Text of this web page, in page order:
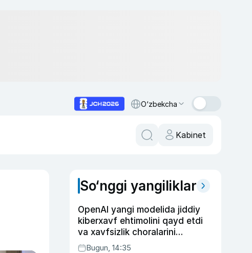
O‘zbekcha
Kabinet
So‘nggi yangiliklar
OpenAI yangi modelida jiddiy
kiberxavf ehtimolini qayd etdi
va xavfsizlik choralarini
kuchaytirdi
Bugun, 14:35